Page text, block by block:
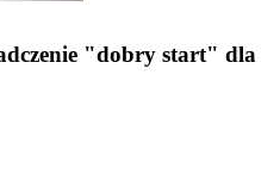
"dobry start" dla